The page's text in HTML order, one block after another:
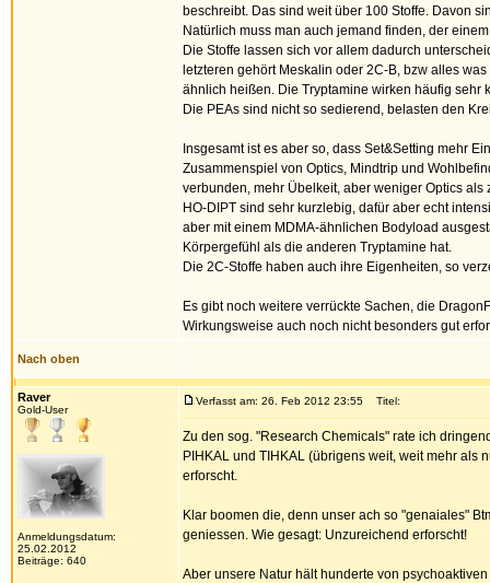
beschreibt. Das sind weit über 100 Stoffe. Davon
Natürlich muss man auch jemand finden, der
Die Stoffe lassen sich vor allem dadurch
letzteren gehört Meskalin oder 2C-B, bzw alles
ähnlich heißen. Die Tryptamine wirken häufig sehr
Die PEAs sind nicht so sedierend, belasten den
Insgesamt ist es aber so, dass Set&Setting mehr
Zusammenspiel von Optics, Mindtrip und
verbunden, mehr Übelkeit, aber weniger Optics als
HO-DIPT sind sehr kurzlebig, dafür aber echt
aber mit einem MDMA-ähnlichen Bodyload
Körpergefühl als die anderen Tryptamine hat.
Die 2C-Stoffe haben auch ihre Eigenheiten, so
Es gibt noch weitere verrückte Sachen, die
Wirkungsweise auch noch nicht besonders gut
Nach oben
Raver
Gold-User
Anmeldungsdatum:
25.02.2012
Beiträge: 640
Verfasst am: 26. Feb 2012 23:55 Titel:
Zu den sog. "Research Chemicals" rate ich
PIHKAL und TIHKAL (übrigens weit, weit mehr
erforscht.
Klar boomen die, denn unser ach so "genaiales"
geniessen. Wie gesagt: Unzureichend erforscht!
Aber unsere Natur hält hunderte von